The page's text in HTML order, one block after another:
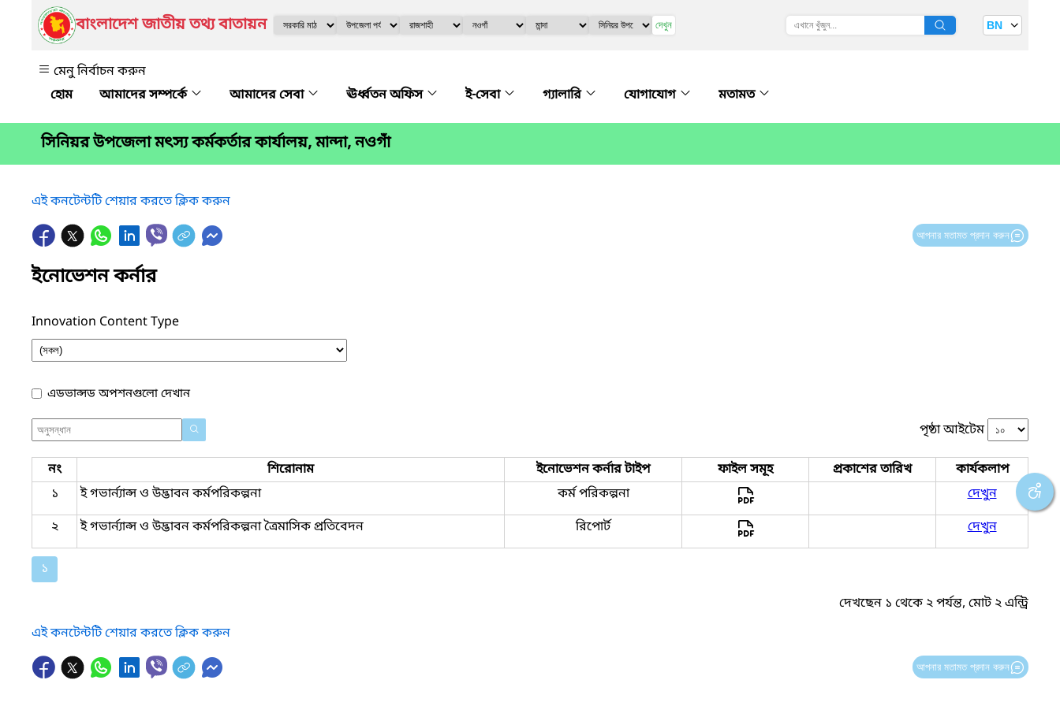
বাংলাদেশ জাতীয় তথ্য বাতায়ন দেখুন BN
মেনু নির্বাচন করুন
আমাদের সম্পর্কে
আমাদের সেবা ঊর্ধ্বতন অফিস ই-সেবা গ্যালারি যোগাযোগ মতামত
সিনিয়র উপজেলা মৎস্য কর্মকর্তার কার্যালয়, মান্দা, নওগাঁ
এই কনটেন্টটি শেয়ার করতে ক্লিক করুন
আপনার মতামত প্রদান করুন
ইনোভেশন কর্নার
Innovation Content Type
এডভান্সড অপশনগুলো দেখান
পৃষ্ঠা আইটেম
নং শিরোনাম ইনোভেশন কর্নার টাইপ ফাইল সমূহ প্রকাশের তারিখ
কার্যকলাপ
১
ই গভার্ন্যান্স ও উদ্ভাবন কর্মপরিকল্পনা কর্ম পরিকল্পনা
দেখুন
২
ই গভার্ন্যান্স ও উদ্ভাবন কর্মপরিকল্পনা ত্রৈমাসিক প্রতিবেদন রিপোর্ট দেখুন
১
দেখছেন ১ থেকে ২ পর্যন্ত, মোট ২ এন্ট্রি
এই কনটেন্টটি শেয়ার করতে ক্লিক করুন
আপনার মতামত প্রদান করুন